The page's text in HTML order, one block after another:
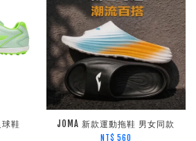
球鞋
JOMA 新款運動拖鞋 男女同款
NT$ 560